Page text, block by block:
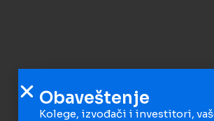
Obaveštenje
Kolege, izvođači i investitori,